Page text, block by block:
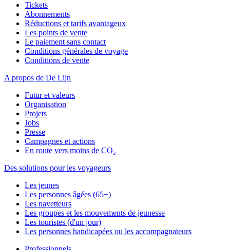
Tickets
Abonnements
Réductions et tarifs avantageux
Les points de vente
Le paiement sans contact
Conditions générales de voyage
Conditions de vente
A propos de De Lijn
Futur et valeurs
Organisation
Projets
Jobs
Presse
Campagnes et actions
En route vers moins de CO₂
Des solutions pour les voyageurs
Les jeunes
Les personnes âgées (65+)
Les navetteurs
Les groupes et les mouvements de jeunesse
Les touristes (d'un jour)
Les personnes handicapées ou les accompagnateurs